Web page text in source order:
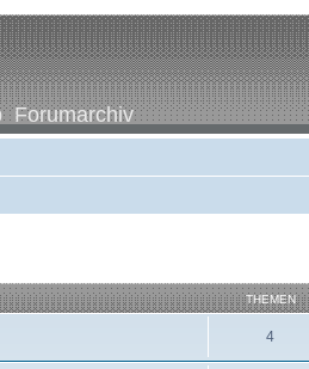
Forumarchiv
THEMEN
4